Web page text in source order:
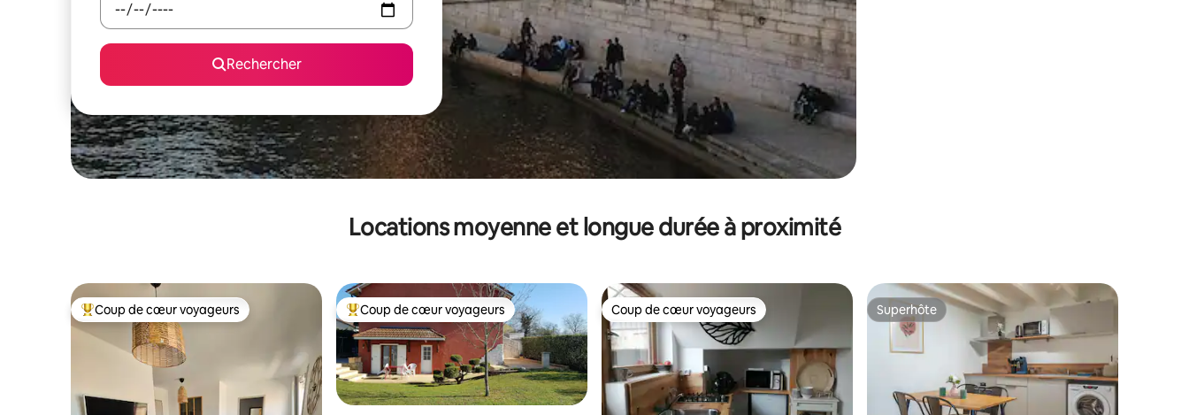
Rechercher
Locations moyenne et longue durée à proximité
Coups de cœur voyageurs les plus appréciés
Coup de cœur voyageurs Coups de cœur voyageurs les plus appréciés
Coup de cœur voyageurs Coup de cœur voyageurs
Coup de cœur voyageurs Superhôte
Superhôte